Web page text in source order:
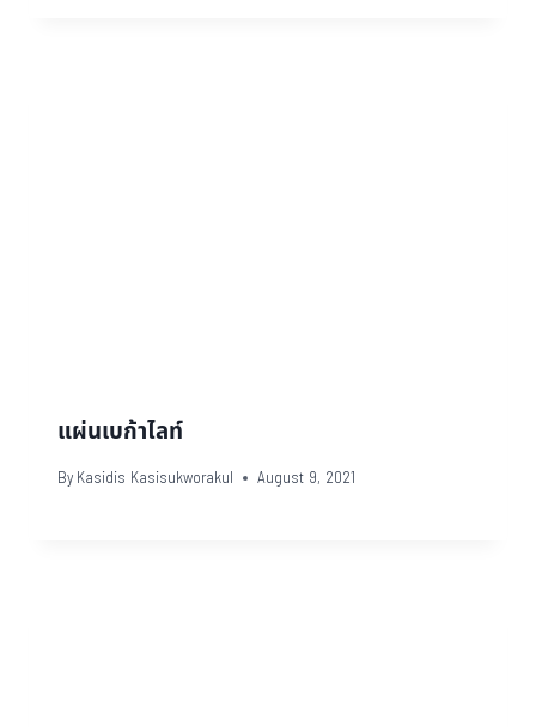
แผ่นเบก้าไลท์
By Kasidis Kasisukworakul August 9, 2021